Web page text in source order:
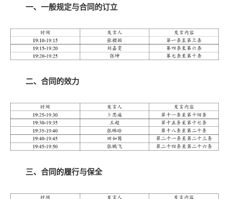
一、一般规定与合同的订立
二、合同的效力
三、合同的履行与保全